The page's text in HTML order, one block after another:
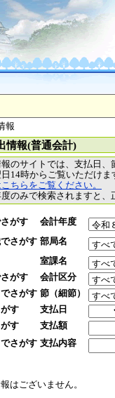
報
情報(普通会計)
のサイトでは、支払日
14時からご覧いただけ
ちらをご覧ください。
のみで検索されますと
がす
会計年度
さがす 部局名
室課名
がす
会計区分
さがす 節（細節）
す
支払日
す
支払額
さがす 支払内容
はございません。